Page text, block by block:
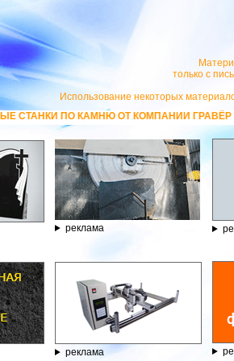
только с
Использование некоторых
ГРАВЁР - ТЕЛЕФОН 8.800.77-53-
реклама
реклама